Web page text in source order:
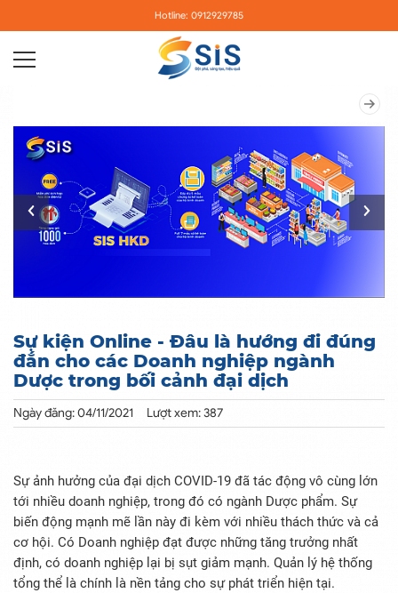
Hotline: 0912929785
Sự kiện Online - Đâu là hướng đi đúng
đắn cho các Doanh nghiệp ngành
Dược trong bối cảnh đại dịch
Ngày đăng: 04/11/2021 Lượt xem: 387
Sự ảnh hưởng của đại dịch COVID-19 đã tác động vô cùng lớn
tới nhiều doanh nghiệp, trong đó có ngành Dược phẩm. Sự
biến động mạnh mẽ lần này đi kèm với nhiều thách thức và cả
cơ hội. Có Doanh nghiệp đạt được những tăng trưởng nhất
định, có doanh nghiệp lại bị sụt giảm mạnh. Quản lý hệ thống
tổng thể là chính là nền tảng cho sự phát triển hiện tại.